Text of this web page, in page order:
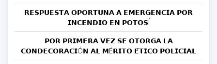
𝗥𝗘𝗦𝗣𝗨𝗘𝗦𝗧𝗔 𝗢𝗣𝗢𝗥𝗧𝗨𝗡𝗔 𝗔 𝗘𝗠𝗘𝗥𝗚𝗘𝗡𝗖𝗜𝗔 𝗣𝗢𝗥
𝗜𝗡𝗖𝗘𝗡𝗗𝗜𝗢 𝗘𝗡 𝗣𝗢𝗧𝗢𝗦Í
𝗣𝗢𝗥 𝗣𝗥𝗜𝗠𝗘𝗥𝗔 𝗩𝗘𝗭 𝗦𝗘 𝗢𝗧𝗢𝗥𝗚𝗔 𝗟𝗔
𝗖𝗢𝗡𝗗𝗘𝗖𝗢𝗥𝗔𝗖𝗜Ó𝗡 𝗔𝗟 𝗠É𝗥𝗜𝗧𝗢 𝗘́𝗧𝗜𝗖𝗢 𝗣𝗢𝗟𝗜𝗖𝗜𝗔𝗟